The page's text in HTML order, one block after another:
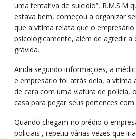
uma tentativa de suicidio”, R.M.S.M
estava bem, começou a organizar
que a vítima relata que o
psicologicamente, além de agredir
grávida.
Ainda segundo informações, a
e empresário foi atrás dela, a vítima
de cara com uma viatura de policia,
casa para pegar seus pertences com
Quando chegam no prédio o
policiais , repetiu várias vezes que